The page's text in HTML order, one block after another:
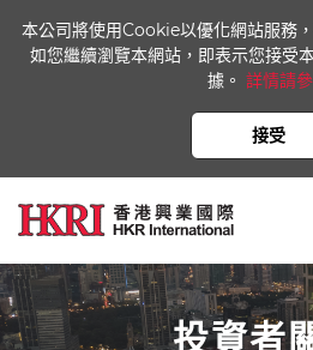
本公司將使用Cookie以優化網站服務
如您繼續瀏覽本網站，即表示您接受
據。 詳情請
接受
投資者